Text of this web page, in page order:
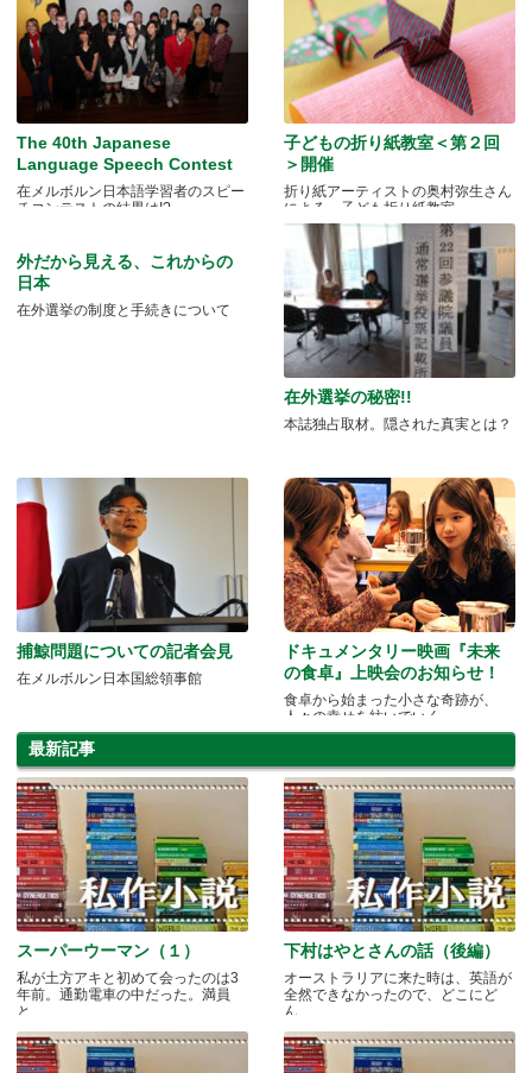
The 40th Japanese
Language Speech Contest
在メルボルン日本語学習者のスピー
チコンテストの結果は!?
子どもの折り紙教室＜第２回
＞開催
折り紙アーティストの奥村弥生さん
による、子ども折り紙教室
外だから見える、これからの
日本
在外選挙の制度と手続きについて
在外選挙の秘密!!
本誌独占取材。隠された真実とは？
捕鯨問題についての記者会見
在メルボルン日本国総領事館
ドキュメンタリー映画『未来
の食卓』上映会のお知らせ！
食卓から始まった小さな奇跡が、
人々の幸せを紡いでいく
最新記事
スーパーウーマン（１）
私が土方アキと初めて会ったのは3
年前。通勤電車の中だった。満員
と.....
下村はやとさんの話（後編）
オーストラリアに来た時は、英語が
全然できなかったので、どこにど
ん.....